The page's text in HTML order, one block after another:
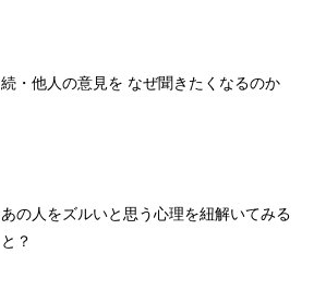
続・他人の意見を なぜ聞きたくなるのか
あの人をズルいと思う心理を紐解いてみる
と？